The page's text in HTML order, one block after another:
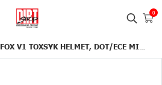
0
FOX V1 TOXSYK HELMET, DOT/ECE MIDNIGHT BLUE